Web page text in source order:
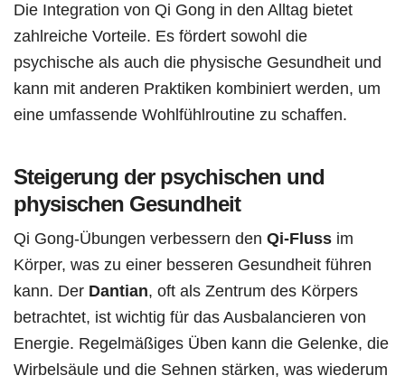
Die Integration von Qi Gong in den Alltag bietet
zahlreiche Vorteile. Es fördert sowohl die
psychische als auch die physische Gesundheit und
kann mit anderen Praktiken kombiniert werden, um
eine umfassende Wohlfühlroutine zu schaffen.
Steigerung der psychischen und
physischen Gesundheit
Qi Gong-Übungen verbessern den Qi-Fluss im
Körper, was zu einer besseren Gesundheit führen
kann. Der Dantian, oft als Zentrum des Körpers
betrachtet, ist wichtig für das Ausbalancieren von
Energie. Regelmäßiges Üben kann die Gelenke, die
Wirbelsäule und die Sehnen stärken, was wiederum